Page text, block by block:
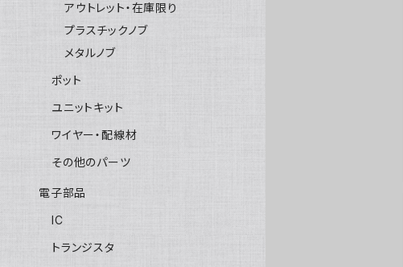
アウトレット・在庫限り
プラスチックノブ
メタルノブ
ポット
ユニットキット
ワイヤー・配線材
その他のパーツ
電子部品
IC
トランジスタ